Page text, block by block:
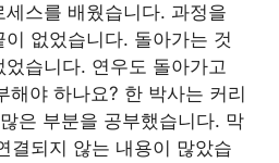
스를 배웠습니다. 과정을
없었습니다. 돌아가는 것
습니다. 연우도 돌아가고
해야 하나요? 한 박사는 커리
은 부분을 공부했습니다. 막
결되지 않는 내용이 많았습